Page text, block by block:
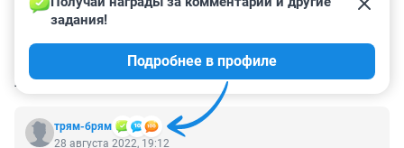
КОММЕНТАРИИ 41
трям-брям
задания!
Подробнее в профиле
28 августа 2022, 19:12